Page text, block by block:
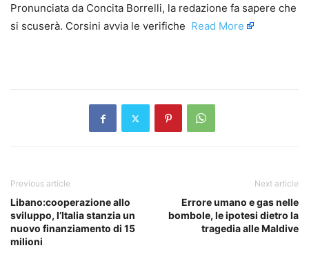
Pronunciata da Concita Borrelli, la redazione fa sapere che
si scuserà. Corsini avvia le verifiche ​ Read More
Previous article
Libano:cooperazione allo
sviluppo, l’Italia stanzia un
nuovo finanziamento di 15
milioni
Next article
Errore umano e gas nelle
bombole, le ipotesi dietro la
tragedia alle Maldive